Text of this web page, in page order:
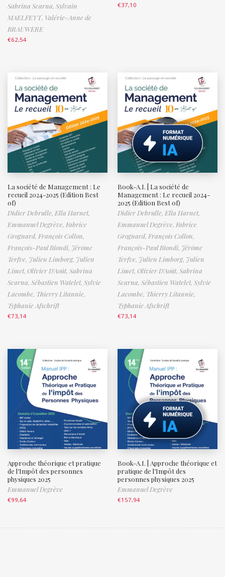
Sabrina Scarna, Sylvain
MAELFEYT, Valérie-Anne de
BRAUWERE
€62,54
€37,10
La société de Management : Le
recueil 2024-2025 (Edition Best
of)
Didier Debrulle, Ella Harnet,
Emmanuel Degrève, Fabrice
Grognard, François Collon,
François-Paul Biondi, Jérôme
Terfve, Julien Limborg, Julien
Limet, Olivier D'Août, Sabrina
Scarna, Sébastien Watelet, Sylvie
Lacombe, Thierry Litannie,
Typhanie Afschrift
€73,14
Book-A.I. | La société de
Management : Le recueil 2024-
2025 (Edition Best of)
Didier Debrulle, Ella Harnet,
Emmanuel Degrève, Fabrice
Grognard, François Collon,
François-Paul Biondi, Jérôme
Terfve, Julien Limborg, Julien
Limet, Olivier D'Août, Sabrina
Scarna, Sébastien Watelet, Sylvie
Lacombe, Thierry Litannie,
Typhanie Afschrift
€73,14
Approche théorique et pratique
de l’Impôt des personnes
physiques 2025
Emmanuel Degrève
€99,64
Book-A.I. | Approche théorique et
pratique de l’Impôt des
personnes physiques 2025
Emmanuel Degrève
€157,94